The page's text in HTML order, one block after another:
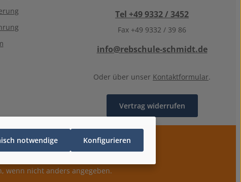
Tel +49 9332 / 3452
Fax +49 9332 / 39 86
info@rebschule-schmidt.de
Oder über unser Kontaktformular.
Vertrag widerrufen
wenn nicht anders angegeben.
notwendige Konfigurieren